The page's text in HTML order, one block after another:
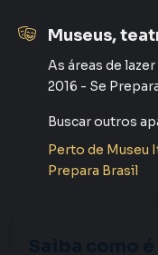
Aluguel: R$ 2.800,00
Condomínio: R$
Pacote total: R$
Agende sua visita e
Museus,
As áreas de lazer
2016 - Se
Buscar outros
Perto de Museu
Prepara Brasil